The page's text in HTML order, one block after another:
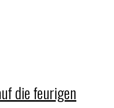
die feurigen